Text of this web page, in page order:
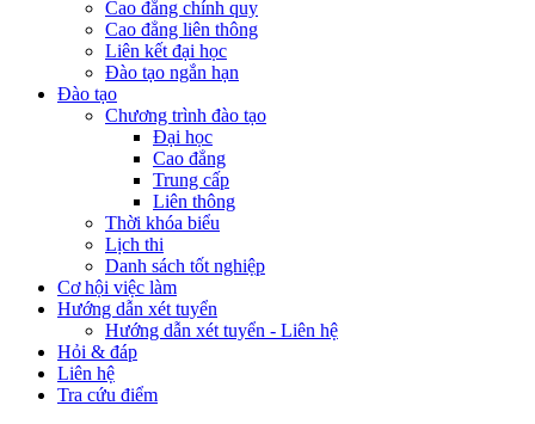
Cao đẳng chính quy
Cao đẳng liên thông
Liên kết đại học
Đào tạo ngắn hạn
Đào tạo
Chương trình đào tạo
Đại học
Cao đẳng
Trung cấp
Liên thông
Thời khóa biểu
Lịch thi
Danh sách tốt nghiệp
Cơ hội việc làm
Hướng dẫn xét tuyển
Hướng dẫn xét tuyển - Liên hệ
Hỏi & đáp
Liên hệ
Tra cứu điểm